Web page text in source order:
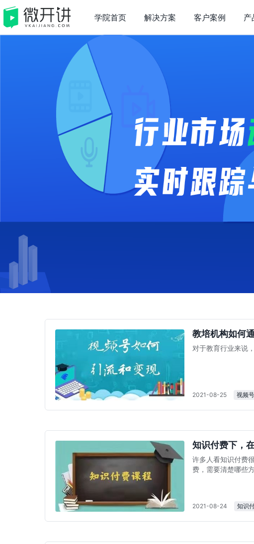
学院首页 解决方案 客户案例 产
教培机构如何
对于教育行业来说
2021-08-25 视频
知识付费下，
许多人看知识付费
费，需要清楚哪些方
2021-08-24 知识